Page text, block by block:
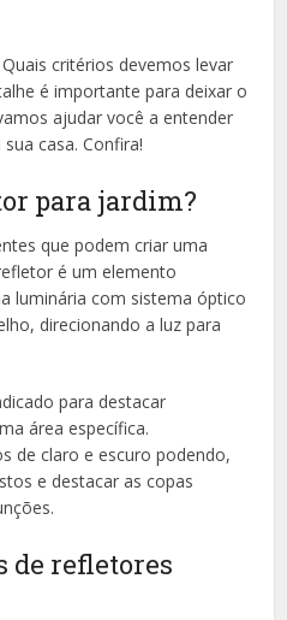
critérios devemos levar
é importante para deixar o
ajudar você a entender
casa. Confira!
para jardim?
que podem criar uma
é um elemento
luminária com sistema óptico
direcionando a luz para
para destacar
área específica.
de claro e escuro podendo,
e destacar as copas
de refletores